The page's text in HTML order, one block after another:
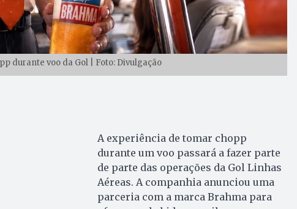
durante voo da Gol | Foto: Divulgação
A experiência de tomar chopp
durante um voo passará a fazer parte
de parte das operações da Gol Linhas
Aéreas. A companhia anunciou uma
parceria com a marca Brahma para